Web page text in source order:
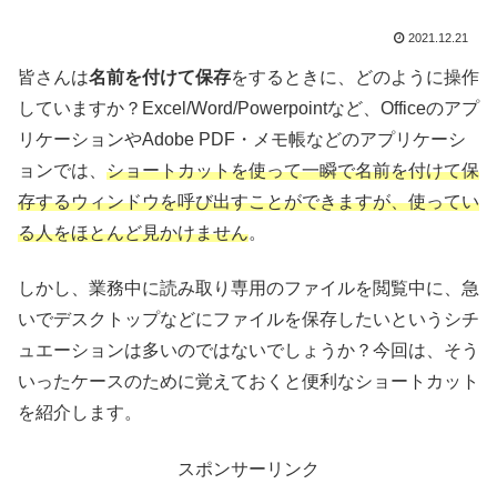
2021.12.21
皆さんは名前を付けて保存をするときに、どのように操作
していますか？Excel/Word/Powerpointなど、Officeのアプ
リケーションやAdobe PDF・メモ帳などのアプリケーシ
ョンでは、 ショートカットを使って一瞬で名前を付けて保
存するウィンドウを呼び出すことができますが、使ってい
る人をほとんど見かけません。
しかし、業務中に読み取り専用のファイルを閲覧中に、急
いでデスクトップなどにファイルを保存したいというシチ
ュエーションは多いのではないでしょうか？今回は、そう
いったケースのために覚えておくと便利なショートカット
を紹介します。
スポンサーリンク